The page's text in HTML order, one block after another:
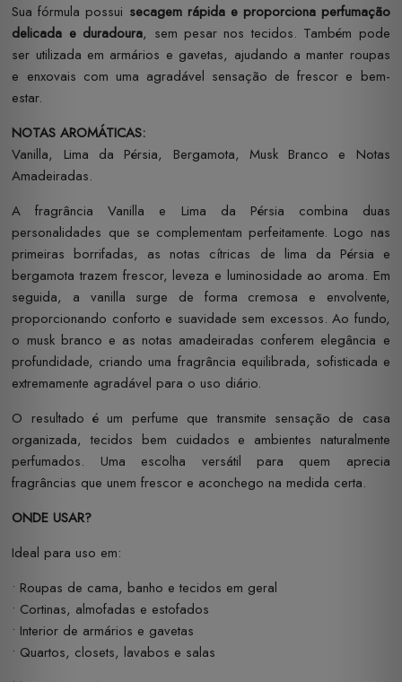
Sua fórmula possui secagem rápida e proporciona perfumação
delicada e duradoura, sem pesar nos tecidos. Também pode
ser utilizada em armários e gavetas, ajudando a manter roupas
e enxovais com uma agradável sensação de frescor e bem-
estar.
NOTAS AROMÁTICAS:
Vanilla, Lima da Pérsia, Bergamota, Musk Branco e Notas
Amadeiradas.
A fragrância Vanilla e Lima da Pérsia combina duas
personalidades que se complementam perfeitamente. Logo nas
primeiras borrifadas, as notas cítricas de lima da Pérsia e
bergamota trazem frescor, leveza e luminosidade ao aroma. Em
seguida, a vanilla surge de forma cremosa e envolvente,
proporcionando conforto e suavidade sem excessos. Ao fundo,
o musk branco e as notas amadeiradas conferem elegância e
profundidade, criando uma fragrância equilibrada, sofisticada e
extremamente agradável para o uso diário.
O resultado é um perfume que transmite sensação de casa
organizada, tecidos bem cuidados e ambientes naturalmente
perfumados. Uma escolha versátil para quem aprecia
fragrâncias que unem frescor e aconchego na medida certa.
ONDE USAR?
Ideal para uso em:
• Roupas de cama, banho e tecidos em geral
• Cortinas, almofadas e estofados
• Interior de armários e gavetas
• Quartos, closets, lavabos e salas